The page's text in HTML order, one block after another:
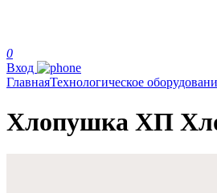
0
Вход
ГлавнаяТехнологическое
Хлопушка ХП